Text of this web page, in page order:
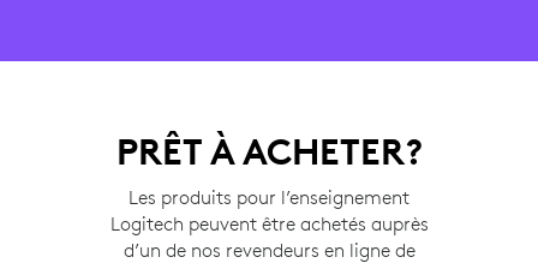
PRÊT À ACHETER?
Les produits pour l’enseignement
Logitech peuvent être achetés auprès
d’un de nos revendeurs en ligne de